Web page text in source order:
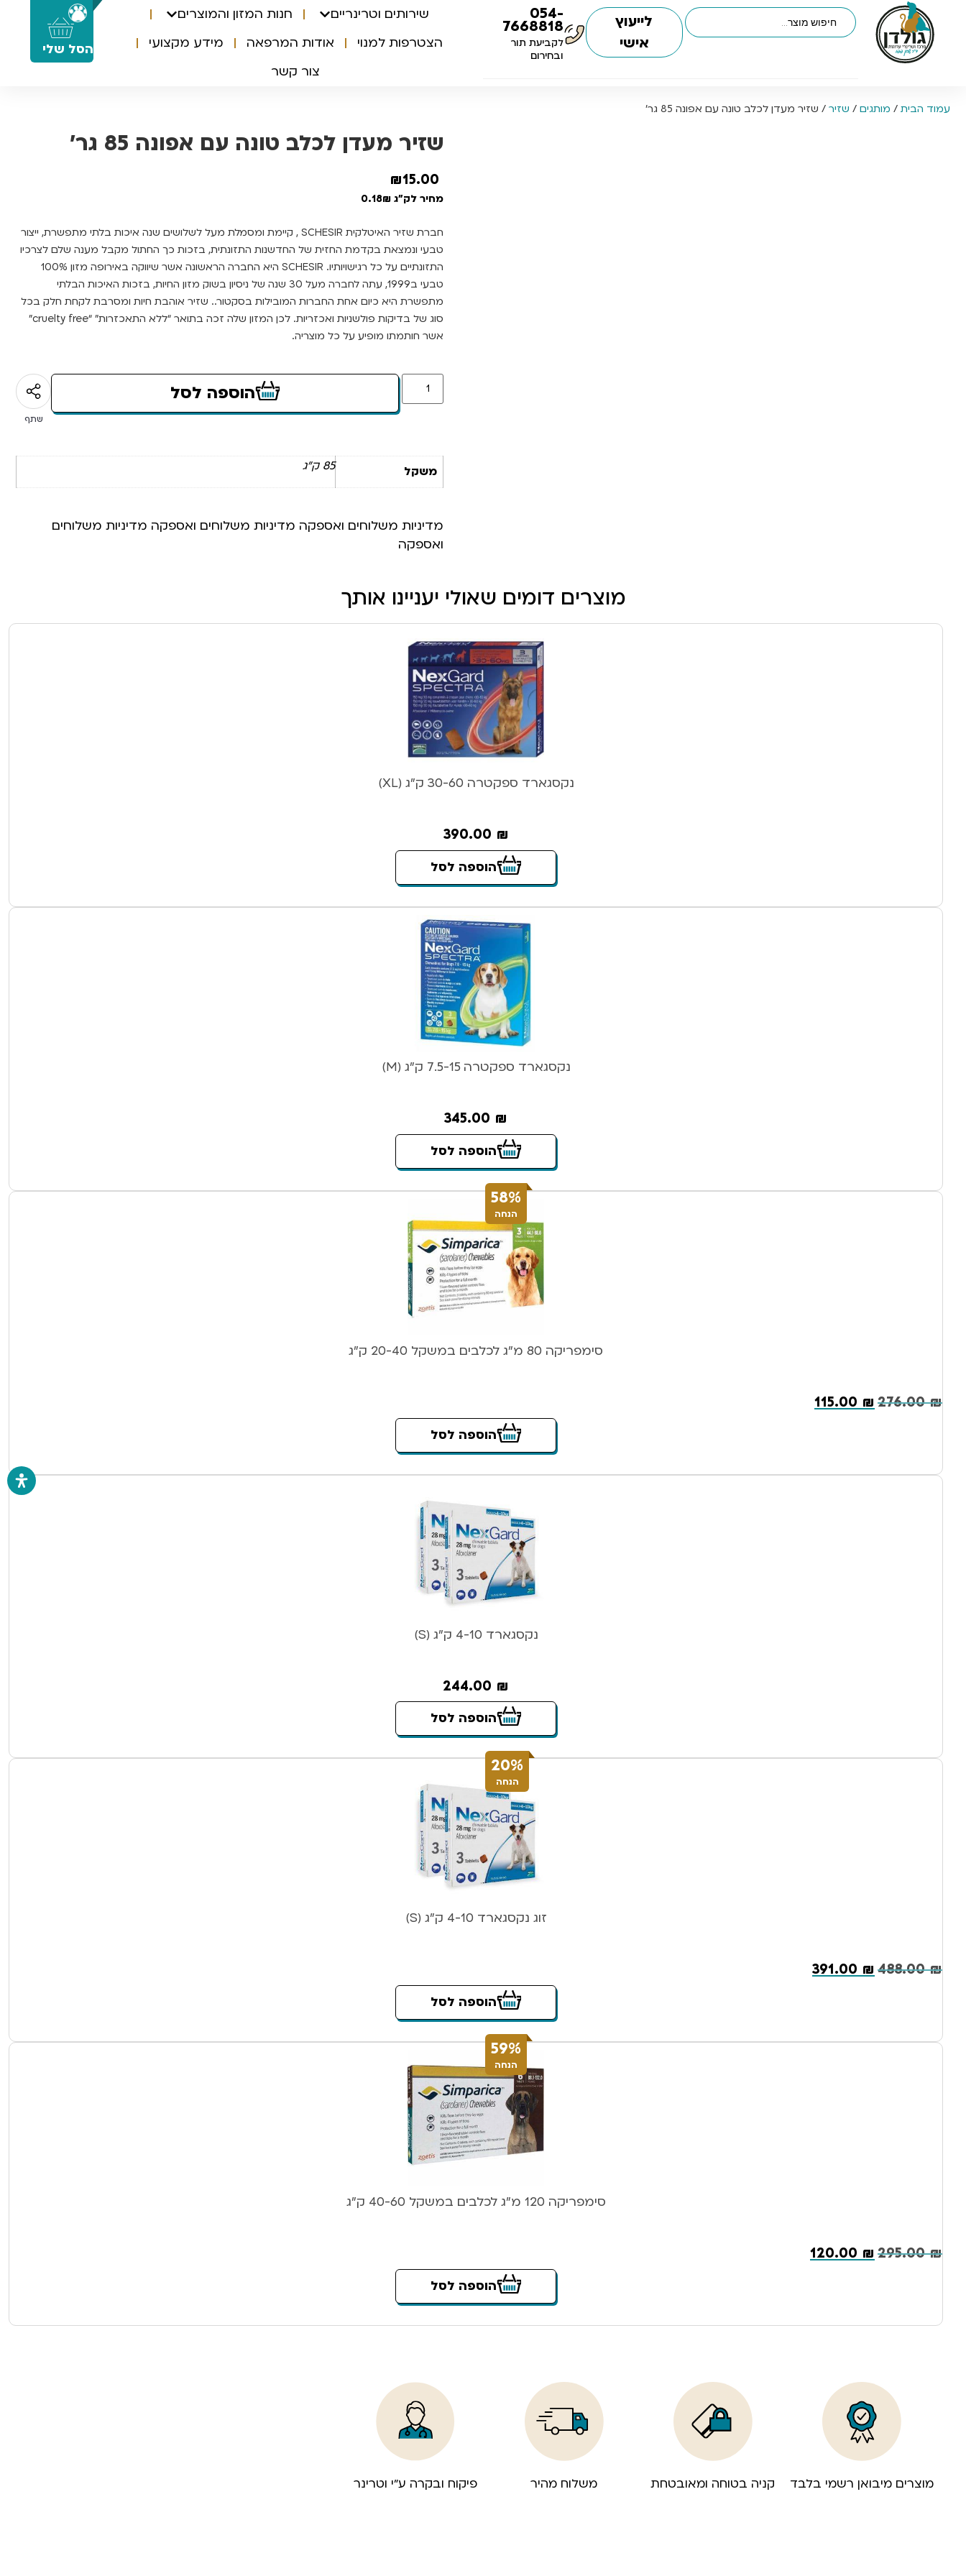
0
הסל שלי
054-
7668818
לקביעת תור
ובחירום
לייעוץ
אישי
שירותים וטרינריים
חנות המזון והמוצרים
הצטרפות למנוי
אודות המרפאה
מידע מקצועי
צור קשר
עמוד הבית / מותגים / שזיר / שזיר מעדן לכלב טונה עם אפונה 85 גר’
שזיר מעדן לכלב טונה עם אפונה 85 גר’
15.00
₪
מחיר לק"ג 0.18₪
חברת שזיר האיטלקית SCHESIR , קיימת ומסמלת מעל לשלושים שנה איכות בלתי מתפשרת, ייצור
טבעי ונמצאת בקדמת החזית של החדשנות התזונתית, בזכות כך החתול מקבל מענה שלם לצרכיו
התזונתיים על כל רגישויותיו. SCHESIR היא החברה הראשונה אשר שיווקה באירופה מזון 100%
טבעי ב1999, עתה לחברה מעל 30 שנה של ניסיון בשוק מזון החיות, בזכות האיכות הבלתי
מתפשרת היא כיום אחת החברות המובילות בסקטור.. שזיר אוהבת חיות ומסרבת לקחת חלק בכל
סוג של בדיקות פולשניות ואכזריות. לכן המזון שלה זכה בתואר “ללא התאכזרות” “cruelty free”
אשר חותמתו מופיע על כל מוצריה.
הוספה לסל
שתף
משקל 85 ק"ג
מדיניות משלוחים ואספקה מדיניות משלוחים ואספקה מדיניות משלוחים
ואספקה
מוצרים דומים שאולי יעניינו אותך
נקסגארד ספקטרה 30-60 ק”ג (XL)
390.00 ₪
הוספה לסל
נקסגארד ספקטרה 7.5-15 ק”ג (M)
345.00 ₪
הוספה לסל
58%
הנחה
סימפריקה 80 מ”ג לכלבים במשקל 20-40 ק”ג
276.00₪
115.00 ₪
הוספה לסל
נקסגארד 4-10 ק”ג (S)
244.00 ₪
הוספה לסל
20%
הנחה
זוג נקסגארד 4-10 ק”ג (S)
488.00₪
391.00 ₪
הוספה לסל
59%
הנחה
סימפריקה 120 מ”ג לכלבים במשקל 40-60 ק”ג
295.00₪
120.00 ₪
הוספה לסל
מוצרים מיבואן רשמי בלבד קניה בטוחה ומאובטחת משלוח מהיר פיקוח ובקרה ע”י וטרינר